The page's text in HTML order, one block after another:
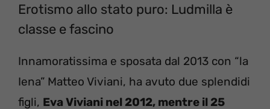
Erotismo allo stato puro: Ludmilla è
classe e fascino
Innamoratissima e sposata dal 2013 con “la
Iena” Matteo Viviani, ha avuto due splendidi
figli, Eva Viviani nel 2012, mentre il 25